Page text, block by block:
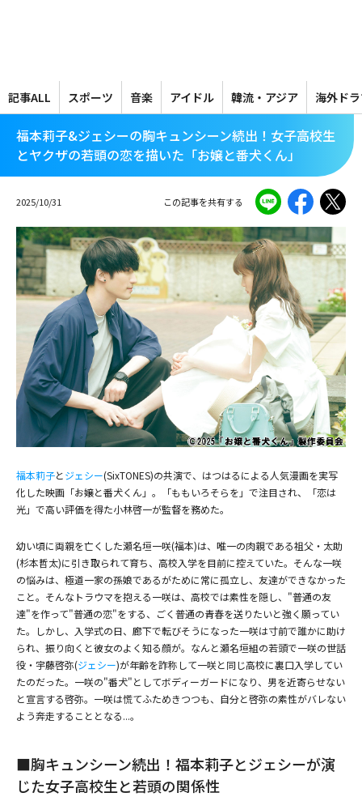
テ
ン
動
記事ALL スポーツ 音楽 アイドル 韓流・アジア 海外ド
福本莉子&ジェシーの胸キュンシーン続出！女子高校生
とヤクザの若頭の恋を描いた「お嬢と番犬くん」
2025/10/31 この記事を共有する
福本莉子とジェシー(SixTONES)の共演で、はつはるによる人気漫画を実写
化した映画「お嬢と番犬くん」。「ももいろそらを」で注目され、「恋は
光」で高い評価を得た小林啓一が監督を務めた。
幼い頃に両親を亡くした瀬名垣一咲(福本)は、唯一の肉親である祖父・太助
(杉本哲太)に引き取られて育ち、高校入学を目前に控えていた。そんな一咲
の悩みは、極道一家の孫娘であるがために常に孤立し、友達ができなかった
こと。そんなトラウマを抱える一咲は、高校では素性を隠し、"普通の友
達"を作って"普通の恋"をする、ごく普通の青春を送りたいと強く願ってい
た。しかし、入学式の日、廊下で転びそうになった一咲は寸前で誰かに助け
られ、振り向くと彼女のよく知る顔が。なんと瀬名垣組の若頭で一咲の世話
役・宇藤啓弥(ジェシー)が年齢を詐称して一咲と同じ高校に裏口入学してい
たのだった。一咲の"番犬"としてボディーガードになり、男を近寄らせない
と宣言する啓弥。一咲は慌てふためきつつも、自分と啓弥の素性がバレない
よう奔走することとなる...。
■胸キュンシーン続出！福本莉子とジェシーが演
じた女子高校生と若頭の関係性
(C) 2025「お嬢と番犬くん」製作委員会